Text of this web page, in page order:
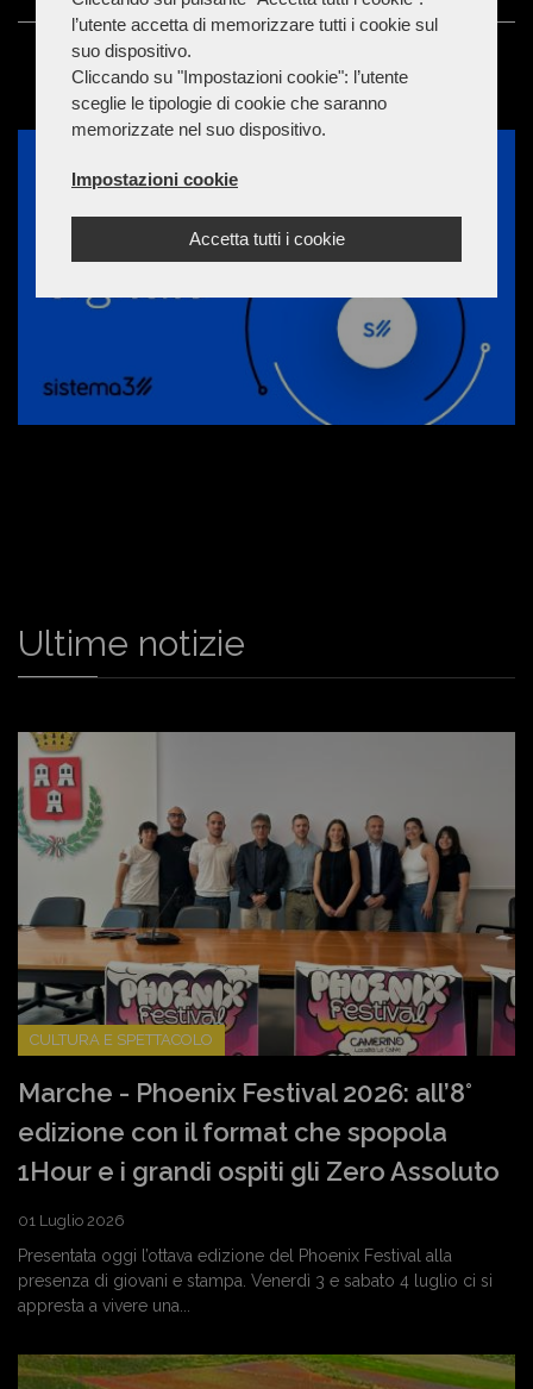
l’utente accetta di memorizzare tutti i cookie sul
suo dispositivo.
Cliccando su "Impostazioni cookie": l’utente
sceglie le tipologie di cookie che saranno
memorizzate nel suo dispositivo.
Impostazioni cookie
Accetta tutti i cookie
Ultime notizie
CULTURA E SPETTACOLO
Marche - Phoenix Festival 2026: all’8°
edizione con il format che spopola
1Hour e i grandi ospiti gli Zero Assoluto
01 Luglio 2026
Presentata oggi l’ottava edizione del Phoenix Festival alla
presenza di giovani e stampa. Venerdì 3 e sabato 4 luglio ci si
appresta a vivere una...